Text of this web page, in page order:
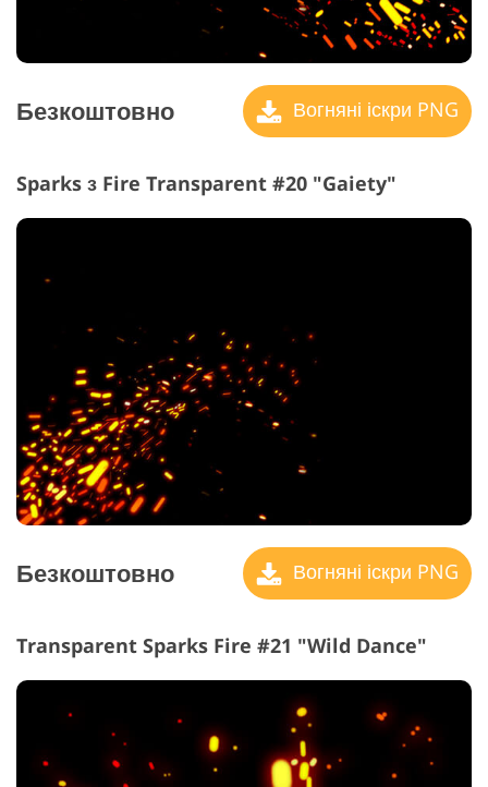
Безкоштовно Вогняні іскри PNG
Sparks з Fire Transparent #20 "Gaiety"
Безкоштовно Вогняні іскри PNG
Transparent Sparks Fire #21 "Wild Dance"